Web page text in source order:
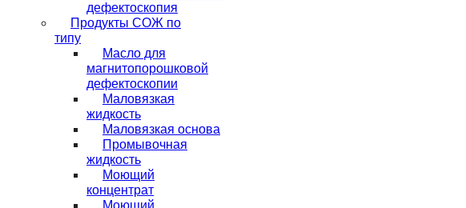
дефектоскопия
Продукты СОЖ по
типу
Масло для
магнитопорошковой
дефектоскопии
Маловязкая
жидкость
Маловязкая основа
Промывочная
жидкость
Моющий
концентрат
Моющий